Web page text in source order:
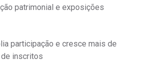
patrimonial e exposições
participação e cresce mais de
de inscritos